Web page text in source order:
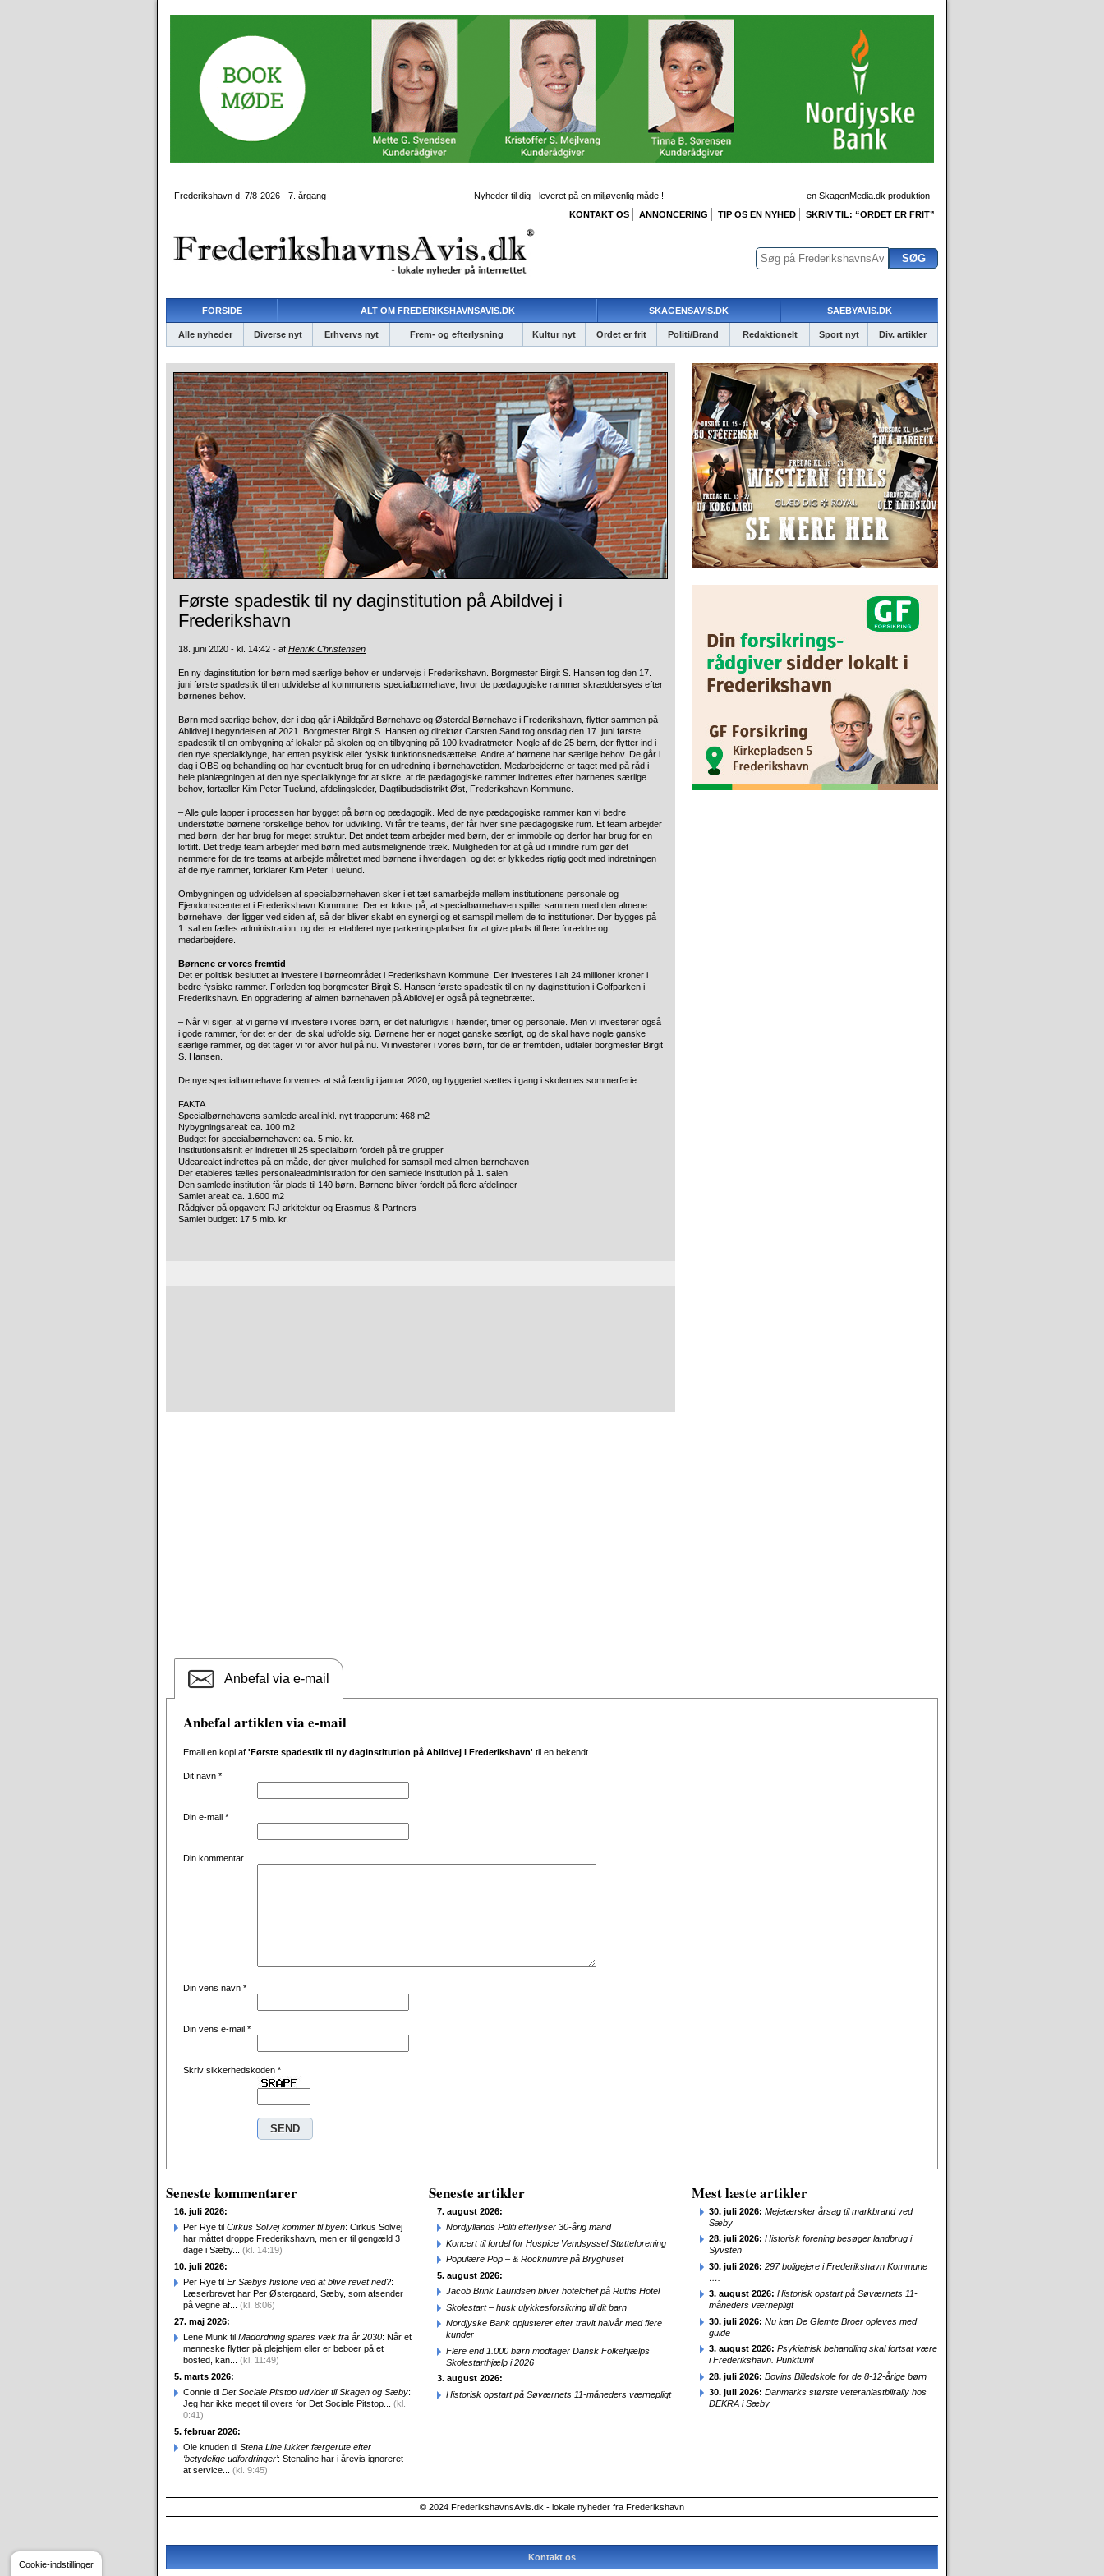
Frederikshavn d. 7/8-2026 - 7. årgang Nyheder til dig - leveret på en miljøvenlig måde ! - en SkagenMedia.dk produktion
KONTAKT OS
ANNONCERING TIP OS EN NYHED SKRIV TIL: “ORDET ER FRIT”
FORSIDE ALT OM FREDERIKSHAVNSAVIS.DK SKAGENSAVIS.DK SAEBYAVIS.DK
Alle nyheder Diverse nyt Erhvervs nyt Frem- og efterlysning Kultur nyt Ordet er frit Politi/Brand Redaktionelt Sport nyt Div. artikler
Første spadestik til ny daginstitution på Abildvej i
Frederikshavn
18. juni 2020 - kl. 14:42 - af Henrik Christensen
En ny daginstitution for børn med særlige behov er undervejs i Frederikshavn. Borgmester Birgit S. Hansen tog den 17.
juni første spadestik til en udvidelse af kommunens specialbørnehave, hvor de pædagogiske rammer skræddersyes efter
børnenes behov.
Børn med særlige behov, der i dag går i Abildgård Børnehave og Østerdal Børnehave i Frederikshavn, flytter sammen på
Abildvej i begyndelsen af 2021. Borgmester Birgit S. Hansen og direktør Carsten Sand tog onsdag den 17. juni første
spadestik til en ombygning af lokaler på skolen og en tilbygning på 100 kvadratmeter. Nogle af de 25 børn, der flytter ind i
den nye specialklynge, har enten psykisk eller fysisk funktionsnedsættelse. Andre af børnene har særlige behov. De går i
dag i OBS og behandling og har eventuelt brug for en udredning i børnehavetiden. Medarbejderne er taget med på råd i
hele planlægningen af den nye specialklynge for at sikre, at de pædagogiske rammer indrettes efter børnenes særlige
behov, fortæller Kim Peter Tuelund, afdelingsleder, Dagtilbudsdistrikt Øst, Frederikshavn Kommune.
– Alle gule lapper i processen har bygget på børn og pædagogik. Med de nye pædagogiske rammer kan vi bedre
understøtte børnene forskellige behov for udvikling. Vi får tre teams, der får hver sine pædagogiske rum. Et team arbejder
med børn, der har brug for meget struktur. Det andet team arbejder med børn, der er immobile og derfor har brug for en
loftlift. Det tredje team arbejder med børn med autismelignende træk. Muligheden for at gå ud i mindre rum gør det
nemmere for de tre teams at arbejde målrettet med børnene i hverdagen, og det er lykkedes rigtig godt med indretningen
af de nye rammer, forklarer Kim Peter Tuelund.
Ombygningen og udvidelsen af specialbørnehaven sker i et tæt samarbejde mellem institutionens personale og
Ejendomscenteret i Frederikshavn Kommune. Der er fokus på, at specialbørnehaven spiller sammen med den almene
børnehave, der ligger ved siden af, så der bliver skabt en synergi og et samspil mellem de to institutioner. Der bygges på
1. sal en fælles administration, og der er etableret nye parkeringspladser for at give plads til flere forældre og
medarbejdere.
Børnene er vores fremtid
Det er politisk besluttet at investere i børneområdet i Frederikshavn Kommune. Der investeres i alt 24 millioner kroner i
bedre fysiske rammer. Forleden tog borgmester Birgit S. Hansen første spadestik til en ny daginstitution i Golfparken i
Frederikshavn. En opgradering af almen børnehaven på Abildvej er også på tegnebrættet.
– Når vi siger, at vi gerne vil investere i vores børn, er det naturligvis i hænder, timer og personale. Men vi investerer også
i gode rammer, for det er der, de skal udfolde sig. Børnene her er noget ganske særligt, og de skal have nogle ganske
særlige rammer, og det tager vi for alvor hul på nu. Vi investerer i vores børn, for de er fremtiden, udtaler borgmester Birgit
S. Hansen.
De nye specialbørnehave forventes at stå færdig i januar 2020, og byggeriet sættes i gang i skolernes sommerferie.
FAKTA
Specialbørnehavens samlede areal inkl. nyt trapperum: 468 m2
Nybygningsareal: ca. 100 m2
Budget for specialbørnehaven: ca. 5 mio. kr.
Institutionsafsnit er indrettet til 25 specialbørn fordelt på tre grupper
Udearealet indrettes på en måde, der giver mulighed for samspil med almen børnehaven
Der etableres fælles personaleadministration for den samlede institution på 1. salen
Den samlede institution får plads til 140 børn. Børnene bliver fordelt på flere afdelinger
Samlet areal: ca. 1.600 m2
Rådgiver på opgaven: RJ arkitektur og Erasmus & Partners
Samlet budget: 17,5 mio. kr.
Anbefal via e-mail
Anbefal artiklen via e-mail
Email en kopi af 'Første spadestik til ny daginstitution på Abildvej i Frederikshavn' til en bekendt
Dit navn *
Din e-mail *
Din kommentar
Din vens navn *
Din vens e-mail *
Skriv sikkerhedskoden *
Seneste kommentarer
16. juli 2026:
Per Rye til Cirkus Solvej kommer til byen: Cirkus Solvej
har måttet droppe Frederikshavn, men er til gengæld 3
dage i Sæby... (kl. 14:19)
10. juli 2026:
Per Rye til Er Sæbys historie ved at blive revet ned?:
Læserbrevet har Per Østergaard, Sæby, som afsender
på vegne af... (kl. 8:06)
27. maj 2026:
Lene Munk til Madordning spares væk fra år 2030: Når et
menneske flytter på plejehjem eller er beboer på et
bosted, kan... (kl. 11:49)
5. marts 2026:
Connie til Det Sociale Pitstop udvider til Skagen og Sæby:
Jeg har ikke meget til overs for Det Sociale Pitstop... (kl.
0:41)
5. februar 2026:
Ole knuden til Stena Line lukker færgerute efter
‘betydelige udfordringer’: Stenaline har i årevis ignoreret
at service... (kl. 9:45)
Seneste artikler
7. august 2026:
Nordjyllands Politi efterlyser 30-årig mand
Koncert til fordel for Hospice Vendsyssel Støtteforening
Populære Pop – & Rocknumre på Bryghuset
5. august 2026:
Jacob Brink Lauridsen bliver hotelchef på Ruths Hotel
Skolestart – husk ulykkesforsikring til dit barn
Nordjyske Bank opjusterer efter travlt halvår med flere
kunder
Flere end 1.000 børn modtager Dansk Folkehjælps
Skolestarthjælp i 2026
3. august 2026:
Historisk opstart på Søværnets 11-måneders værnepligt
Mest læste artikler
30. juli 2026: Mejetærsker årsag til markbrand ved
Sæby
28. juli 2026: Historisk forening besøger landbrug i
Syvsten
30. juli 2026: 297 boligejere i Frederikshavn Kommune
….
3. august 2026: Historisk opstart på Søværnets 11-
måneders værnepligt
30. juli 2026: Nu kan De Glemte Broer opleves med
guide
3. august 2026: Psykiatrisk behandling skal fortsat være
i Frederikshavn. Punktum!
28. juli 2026: Bovins Billedskole for de 8-12-årige børn
30. juli 2026: Danmarks største veteranlastbilrally hos
DEKRA i Sæby
© 2024 FrederikshavnsAvis.dk - lokale nyheder fra Frederikshavn
Kontakt os
Cookie-indstillinger